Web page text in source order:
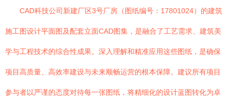
CAD科技公司新建厂区3号厂房（图纸编号：17801024）的建筑
施工图设计平面图及配套立面CAD图集，是融合了工艺需求、建筑美
学与工程技术的综合性成果。深入理解和精准应用这些图纸，是确保
项目高质量、高效率建设与未来顺畅运营的根本保障。建议所有项目
参与者以严谨的态度对待每一张图纸，将精细化的设计蓝图转化为卓